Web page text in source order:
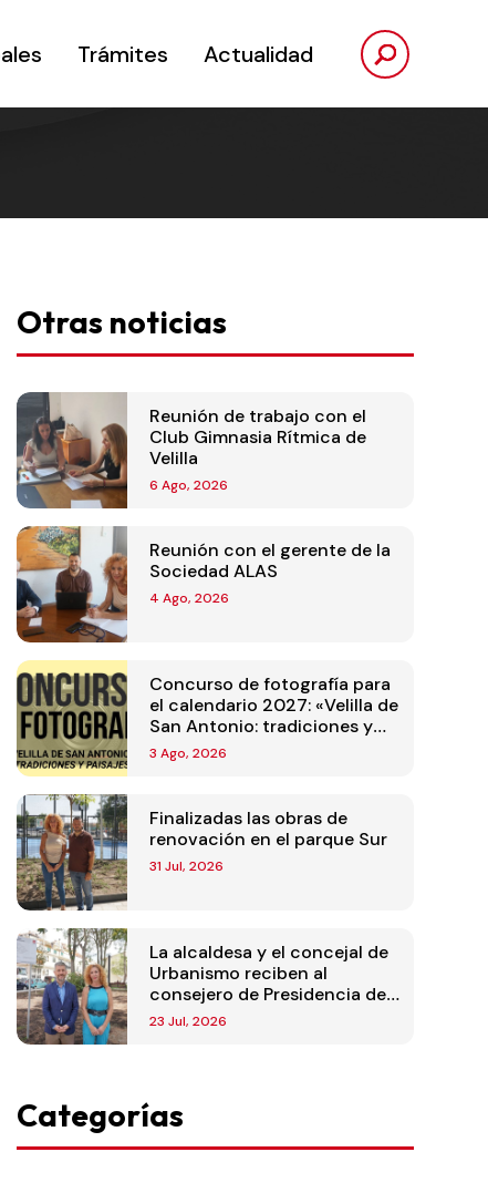
Trámites Actualidad
Otras noticias
Reunión de trabajo con el
Club Gimnasia Rítmica de
Velilla
6 Ago, 2026
Reunión con el gerente de la
Sociedad ALAS
4 Ago, 2026
Concurso de fotografía para
el calendario 2027: «Velilla de
San Antonio: tradiciones y
paisajes»
3 Ago, 2026
Finalizadas las obras de
renovación en el parque Sur
31 Jul, 2026
La alcaldesa y el concejal de
Urbanismo reciben al
consejero de Presidencia de
la Comunidad de Madrid
23 Jul, 2026
Categorías